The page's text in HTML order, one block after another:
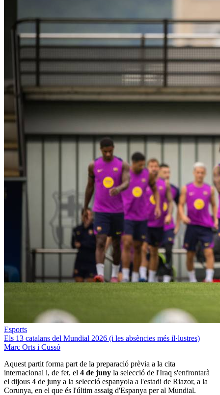
Esports
Els 13 catalans del Mundial 2026 (i les absències més il·lustres)
Marc Orts i Cussó
Aquest partit forma part de la preparació prèvia a la cita
internacional i, de fet, el 4 de juny la selecció de l'Iraq s'enfrontarà
el dijous 4 de juny a la selecció espanyola a l'estadi de Riazor, a la
Corunya, en el que és l'últim assaig d'Espanya per al Mundial.